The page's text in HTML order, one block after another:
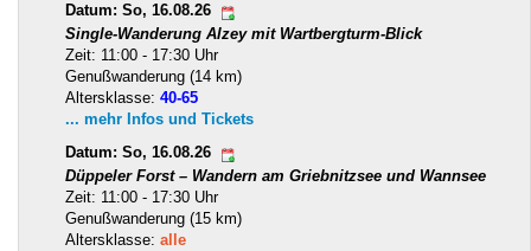
Datum: So, 16.08.26
Single-Wanderung Alzey mit Wartbergturm-Blick
Zeit: 11:00 - 17:30 Uhr
Genußwanderung (14 km)
Altersklasse: 40-65
... mehr Infos und Tickets
Datum: So, 16.08.26
Düppeler Forst – Wandern am Griebnitzsee und Wannsee
Zeit: 11:00 - 17:30 Uhr
Genußwanderung (15 km)
Altersklasse: alle